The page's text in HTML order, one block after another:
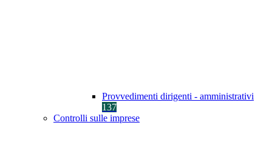
Provvedimenti dirigenti - amministrativi
137
Controlli sulle imprese